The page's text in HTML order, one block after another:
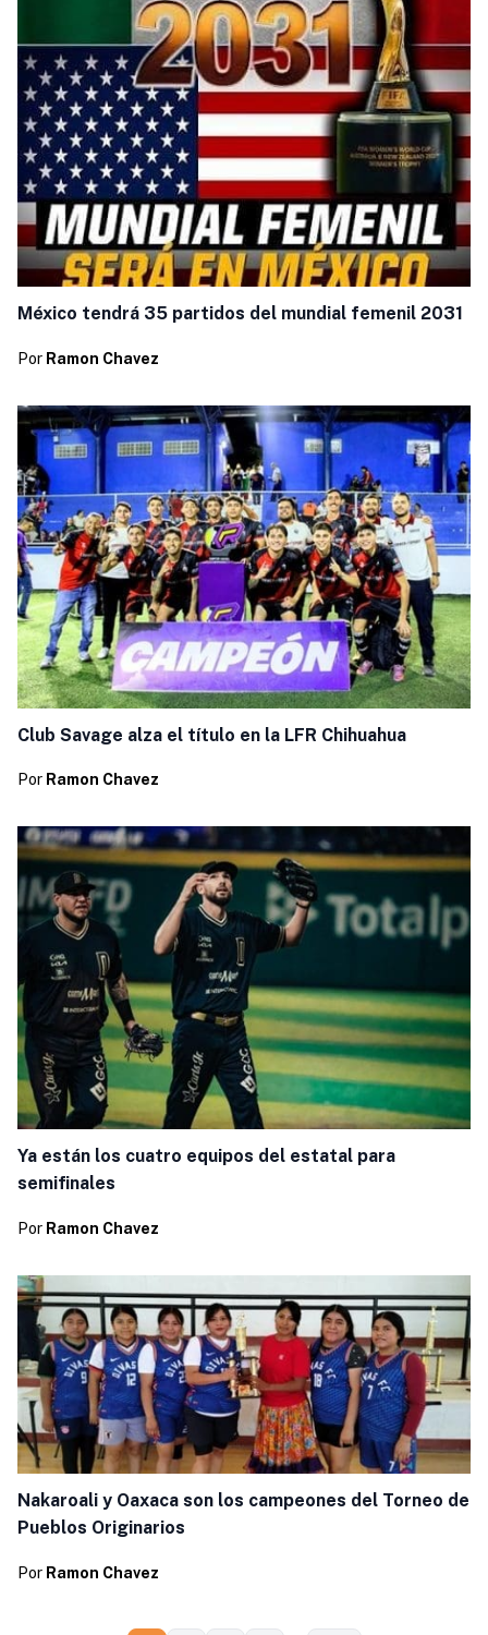
México tendrá 35 partidos del mundial femenil 2031
Por Ramon Chavez
Club Savage alza el título en la LFR Chihuahua
Por Ramon Chavez
Ya están los cuatro equipos del estatal para
semifinales
Por Ramon Chavez
Nakaroali y Oaxaca son los campeones del Torneo de
Pueblos Originarios
Por Ramon Chavez